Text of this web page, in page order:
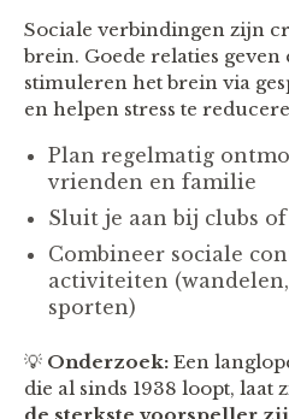
Sociale verbindingen zijn
brein. Goede relaties
stimuleren het brein via
en helpen stress te
Plan regelmatig
vrienden en familie
Sluit je aan bij clubs
Combineer sociale
activiteiten
sporten)
💡 Onderzoek: Een
die al sinds 1938 loopt, laat